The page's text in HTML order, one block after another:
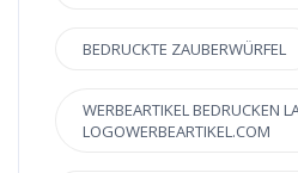
BEDRUCKTE ZAUBERWÜRFEL
WERBEARTIKEL BEDRUCKEN
LOGOWERBEARTIKEL.COM